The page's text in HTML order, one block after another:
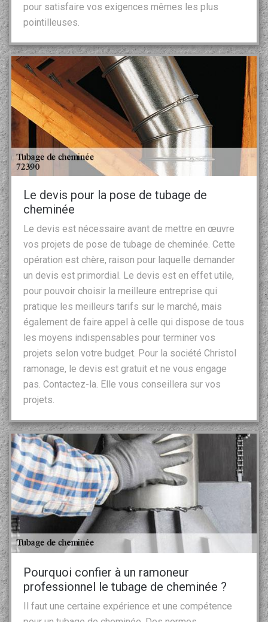
pour satisfaire vos exigences mêmes les plus
pointilleuses.
Le devis pour la pose de tubage de
cheminée
Le devis est nécessaire avant de mettre en œuvre
vos projets de pose de tubage de cheminée. Cette
opération est chère, raison pour laquelle demander
un devis est primordial. Le devis est en effet utile,
pour pouvoir choisir la meilleure entreprise qui
pratique les meilleurs tarifs sur le marché, mais
également de faire appel à celle qui dispose de tous
les moyens indispensables pour terminer vos
projets selon votre budget. Pour la société Christol
ramonage, le devis est gratuit et ne vous engage
pas. Contactez-la. Elle vous conseillera sur vos
projets.
Pourquoi confier à un ramoneur
professionnel le tubage de cheminée ?
Il faut une certaine expérience et une compétence